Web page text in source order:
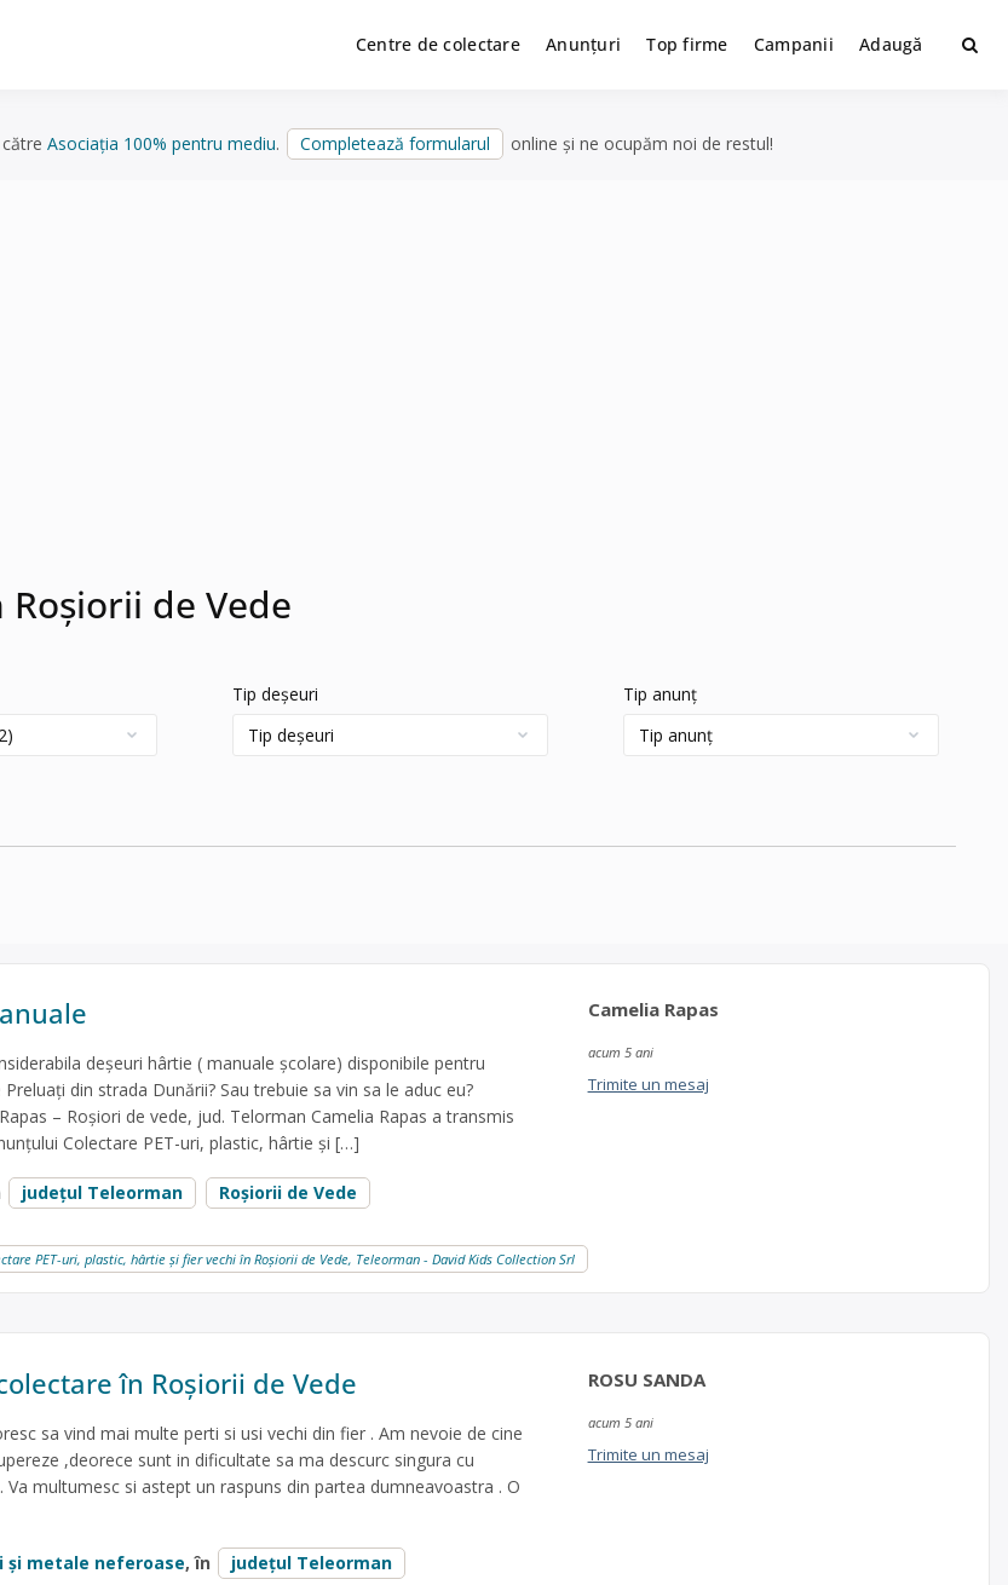
Centre de colectare Anunțuri Top firme Campanii Adaugă
Asociația 100% pentru mediu. Completează formularul online și ne ocupăm noi de restul!
de Vede
Tip deșeuri Tip anunț
deșeuri hârtie ( manuale școlare) disponibile pentru
din strada Dunării? Sau trebuie sa vin sa le aduc eu?
– Roșiori de vede, jud. Telorman Camelia Rapas a transmis
Colectare PET-uri, plastic, hârtie și […]
județul Teleorman Roșiorii de Vede
Camelia Rapas
acum 5 ani
Trimite un mesaj
PET-uri, plastic, hârtie și fier vechi în Roșiorii de Vede, Teleorman - David Kids Collection Srl
în Roșiorii de Vede
sa vind mai multe perti si usi vechi din fier . Am nevoie de cine
,deorece sunt in dificultate sa ma descurc singura cu
multumesc si astept un raspuns din partea dumneavoastra . O
și metale neferoase, în
județul Teleorman
ROSU SANDA
acum 5 ani
Trimite un mesaj